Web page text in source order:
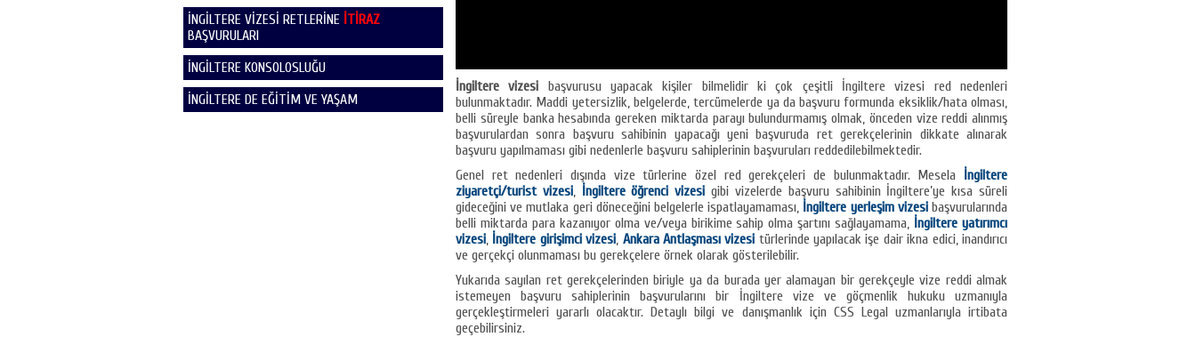
İNGİLTERE VİZESİ RETLERİNE İTİRAZ
BAŞVURULARI
İNGİLTERE KONSOLOSLUĞU
İNGİLTERE DE EĞİTİM VE YAŞAM
İngiltere vizesi başvurusu yapacak kişiler bilmelidir ki çok çeşitli İngiltere vizesi red nedenleri
bulunmaktadır. Maddi yetersizlik, belgelerde, tercümelerde ya da başvuru formunda eksiklik/hata olması,
belli süreyle banka hesabında gereken miktarda parayı bulundurmamış olmak, önceden vize reddi alınmış
başvurulardan sonra başvuru sahibinin yapacağı yeni başvuruda ret gerekçelerinin dikkate alınarak
başvuru yapılmaması gibi nedenlerle başvuru sahiplerinin başvuruları reddedilebilmektedir.
Genel ret nedenleri dışında vize türlerine özel red gerekçeleri de bulunmaktadır. Mesela İngiltere
ziyaretçi/turist vizesi, İngiltere öğrenci vizesi gibi vizelerde başvuru sahibinin İngiltere’ye kısa süreli
gideceğini ve mutlaka geri döneceğini belgelerle ispatlayamaması, İngiltere yerleşim vizesibaşvurularında
belli miktarda para kazanıyor olma ve/veya birikime sahip olma şartını sağlayamama, İngiltere yatırımcı
vizesi, İngiltere girişimci vizesi, Ankara Antlaşması vizesi türlerinde yapılacak işe dair ikna edici, inandırıcı
ve gerçekçi olunmaması bu gerekçelere örnek olarak gösterilebilir.
Yukarıda sayılan ret gerekçelerinden biriyle ya da burada yer alamayan bir gerekçeyle vize reddi almak
istemeyen başvuru sahiplerinin başvurularını bir İngiltere vize ve göçmenlik hukuku uzmanıyla
gerçekleştirmeleri yararlı olacaktır. Detaylı bilgi ve danışmanlık için CSS Legal uzmanlarıyla irtibata
geçebilirsiniz.